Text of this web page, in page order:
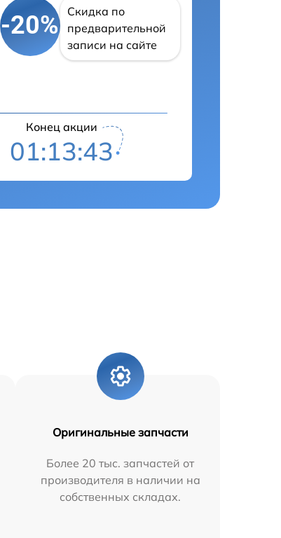
-20%
Скидка по
предварительной
записи на сайте
Конец акции
01:13:42
Оригинальные запчасти
Более 20 тыс. запчастей от
производителя в наличии на
собственных складах.